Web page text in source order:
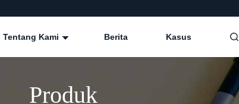
Tentang Kami Berita Kasus
Produk